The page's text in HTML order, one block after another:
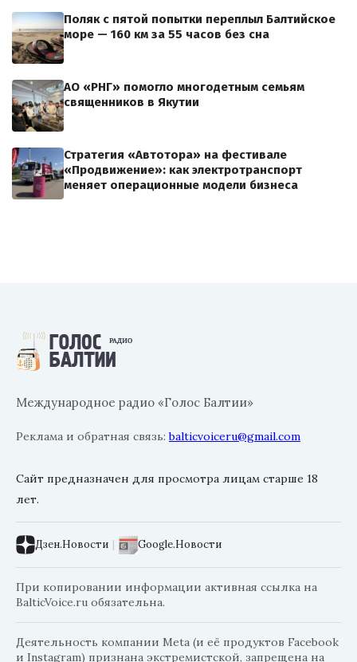
Поляк с пятой попытки переплыл Балтийское
море — 160 км за 55 часов без сна
АО «РНГ» помогло многодетным семьям
священников в Якутии
Стратегия «Автотора» на фестивале
«Продвижение»: как электротранспорт
меняет операционные модели бизнеса
Международное радио «Голос Балтии»
Реклама и обратная связь:balticvoiceru@gmail.com
Сайт предназначен для просмотра лицам старше 18
лет.
Дзен.Новости | Google.Новости
При копировании информации активная ссылка на
BalticVoice.ru обязательна.
Деятельность компании Meta (и её продуктов Facebook
и Instagram) признана экстремистской, запрещена на